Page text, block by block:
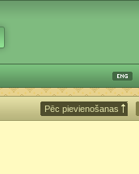
Pēc pievienošanas